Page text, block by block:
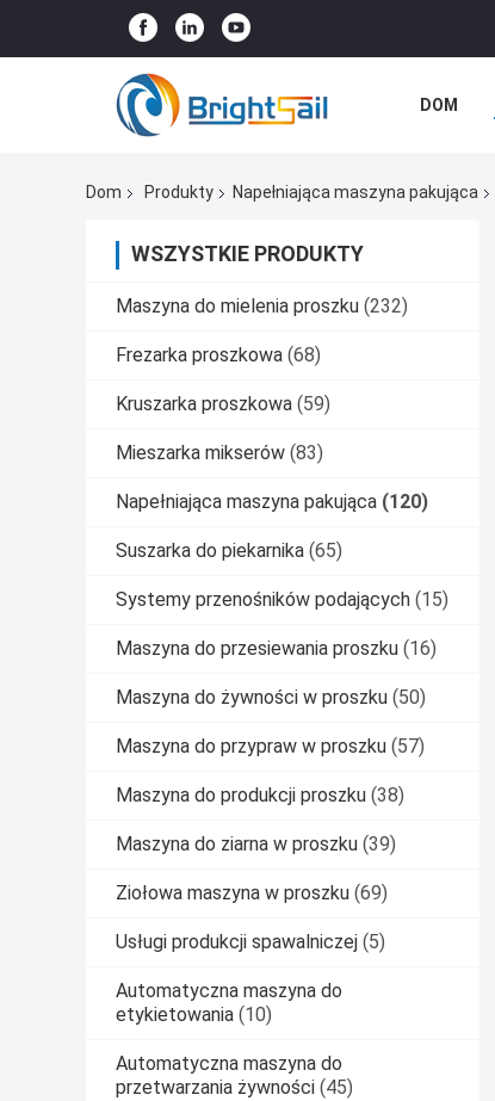
DOM
Dom
Produkty Napełniająca maszyna pakująca
WSZYSTKIE PRODUKTY
Maszyna do mielenia proszku (232)
Frezarka proszkowa (68)
Kruszarka proszkowa (59)
Mieszarka mikserów (83)
Napełniająca maszyna pakująca (120)
Suszarka do piekarnika (65)
Systemy przenośników podających (15)
Maszyna do przesiewania proszku (16)
Maszyna do żywności w proszku (50)
Maszyna do przypraw w proszku (57)
Maszyna do produkcji proszku (38)
Maszyna do ziarna w proszku (39)
Ziołowa maszyna w proszku (69)
Usługi produkcji spawalniczej (5)
Automatyczna maszyna do
etykietowania (10)
Automatyczna maszyna do
przetwarzania żywności (45)